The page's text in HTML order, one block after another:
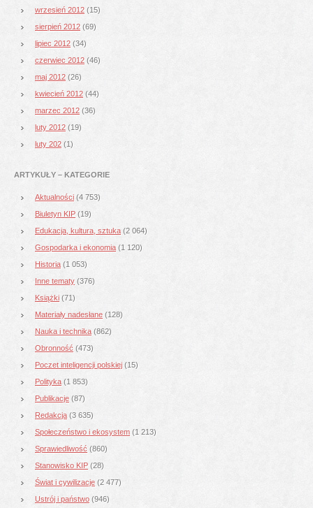
wrzesień 2012 (15)
sierpień 2012 (69)
lipiec 2012 (34)
czerwiec 2012 (46)
maj 2012 (26)
kwiecień 2012 (44)
marzec 2012 (36)
luty 2012 (19)
luty 202 (1)
ARTYKUŁY – KATEGORIE
Aktualności (4 753)
Biuletyn KIP (19)
Edukacja, kultura, sztuka (2 064)
Gospodarka i ekonomia (1 120)
Historia (1 053)
Inne tematy (376)
Książki (71)
Materiały nadesłane (128)
Nauka i technika (862)
Obronność (473)
Poczet inteligencji polskiej (15)
Polityka (1 853)
Publikacje (87)
Redakcja (3 635)
Społeczeństwo i ekosystem (1 213)
Sprawiedliwość (860)
Stanowisko KIP (28)
Świat i cywilizacje (2 477)
Ustrój i państwo (946)